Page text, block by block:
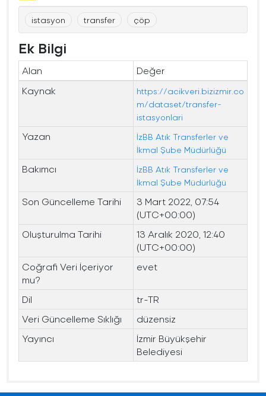
istasyon transfer çöp
Ek Bilgi
Alan
Değer
Kaynak
https://acikveri.bizizmir.co
m/dataset/transfer-
istasyonlari
Yazan
İzBB Atık Transferler ve
İkmal Şube Müdürlüğü
Bakımcı
İzBB Atık Transferler ve
İkmal Şube Müdürlüğü
Son Güncelleme Tarihi
3 Mart 2022, 07:54
(UTC+00:00)
Oluşturulma Tarihi
13 Aralık 2020, 12:40
(UTC+00:00)
Coğrafi Veri İçeriyor
mu?
evet
Dil
tr-TR
Veri Güncelleme Sıklığı
düzensiz
Yayıncı
İzmir Büyükşehir
Belediyesi